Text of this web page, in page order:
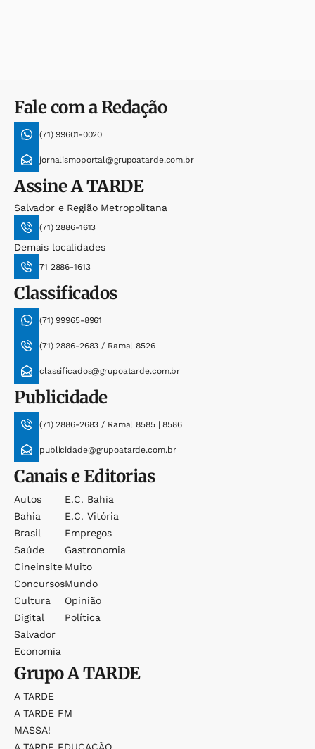
Fale com a Redação
(71) 99601-0020
jornalismoportal@grupoatarde.com.br
AssineA TARDE
Salvador e Região Metropolitana
(71) 2886-1613
Demais localidades
71 2886-1613
Classificados
(71) 99965-8961
(71) 2886-2683 / Ramal 8526
classificados@grupoatarde.com.br
Publicidade
(71) 2886-2683 / Ramal 8585 | 8586
publicidade@grupoatarde.com.br
Canais e Editorias
Autos
Bahia
Brasil
Saúde
Cineinsite
Concursos
Cultura
Digital
Salvador
Economia
E.c. Bahia
E.c. Vitória
Empregos
Gastronomia
Muito
Mundo
Opinião
Política
GrupoA TARDE
A TARDE
A TARDE FM
MASSA!